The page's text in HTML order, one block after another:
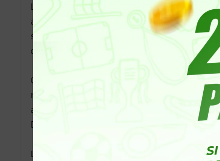
La FAA a émis une Notice to Air Mission
américaine dans l’espace aérien haïtien en
s’applique à tous les aéronefs civils
ceux autorisés par le gouvernement
Cette mesure de sécurité est une réponse
récentes actions des gangs armés à Port-
après le renvoi du Premier ministre Garry
Didier Fils-Aimé comme successeur.
Le président de la République